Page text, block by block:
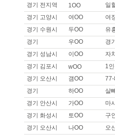
제목 :잘 부탁드립니다
이름 :은OO
희망지역 : 서울 강북구 / 희망
제목 :안녕하세요 장기근무 구
이름 :아OO
희망지역 : 경기 고양시 / 희망
제목 :남성마시지사 남성도우미
이름 :이OO
희망지역 : 경기 고양시 / 희망
제목 :잘부탁드립니다. 이나리
이름 :안OO
희망지역 : 경기 고양시 / 희망
제목 :안 ㅁ 나 오 ㅍ 없을까요?
경기 전지역
1OO
일
경기 고양시
여OO
여
경기 수원시
두OO
유
경기
우OO
경
경기 성남시
이OO
자
경기 김포시
wOO
1
경기 오산시
갬OO
77-
경기
하OO
살
경기 안산시
가OO
마
경기 화성시
토OO
구
경기 오산시
나OO
오